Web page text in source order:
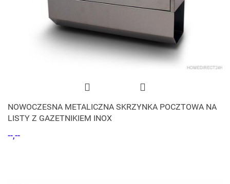
NOWOCZESNA METALICZNA SKRZYNKA POCZTOWA NA
LISTY Z GAZETNIKIEM INOX
--,--